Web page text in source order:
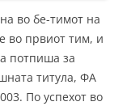
во бе-тимот на
во првиот тим, и
потпиша за
титула, ФА
По успехот во